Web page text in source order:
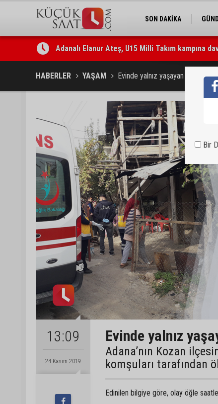
SON DAKİKA
Adanalı Elanur Ateş, U15 Milli Takım kampına
HABERLER YAŞAM Evinde yalnız yaşayan kadın ölü
13:09
24 Kasım 2019
Evinde yalnız
Adana’nın Kozan
komşuları tarafından
Edinilen bilgiye göre, olay öğle
Bir